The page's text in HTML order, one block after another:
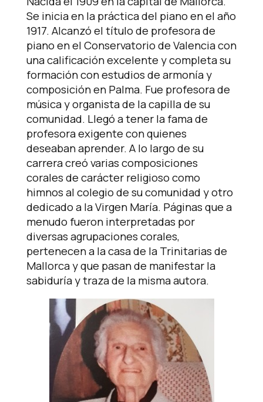
Se inicia en la práctica del piano en el año
1917. Alcanzó el título de profesora de
piano en el Conservatorio de Valencia con
una calificación excelente y completa su
formación con estudios de armonía y
composición en Palma. Fue profesora de
música y organista de la capilla de su
comunidad. Llegó a tener la fama de
profesora exigente con quienes
deseaban aprender. A lo largo de su
carrera creó varias composiciones
corales de carácter religioso como
himnos al colegio de su comunidad y otro
dedicado a la Virgen María. Páginas que a
menudo fueron interpretadas por
diversas agrupaciones corales,
pertenecen a la casa de la Trinitarias de
Mallorca y que pasan de manifestar la
sabiduría y traza de la misma autora.